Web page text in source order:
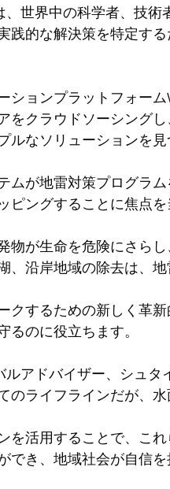
世界中の科学者、技
践的な解決策を特定す
ションプラットフォー
をクラウドソーシング
なソリューションを見
ムが地雷対策プログラ
ングすることに焦点を
物が生命を危険にさら
沿岸地域の除去は、
クするための新しく革
のに役立ちます。
アドバイザー、シュ
のライフラインだが、
を活用することで、こ
でき、地域社会が自信